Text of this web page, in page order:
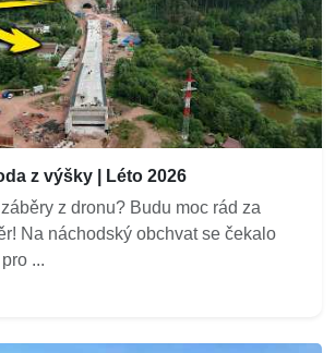
z výšky | Léto 2026
z dronu? Budu moc rád za
Na náchodský obchvat se čekalo
...